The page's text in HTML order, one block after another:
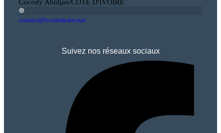
Cocody Abidjan/COTE D'IVOIRE
contact@ivoiredealer.net
Suivez nos réseaux sociaux